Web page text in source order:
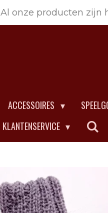
Al onze producten zijn
ACCESSOIRES
KLANTENSERVICE